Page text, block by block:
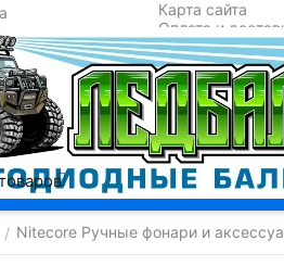
Карта сайта
Оплата и
/ Nitecore Ручные фонари и